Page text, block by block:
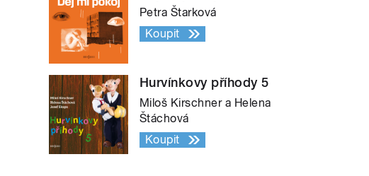
Petra Štarková
Koupit
Hurvínkovy příhody 5
Miloš Kirschner a Helena
Štáchová
Koupit